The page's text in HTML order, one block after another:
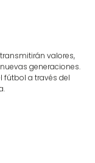
valores,
generaciones.
fútbol a través del